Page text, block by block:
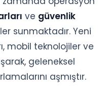
ve güvenlik
sunmaktadır. Yeni
mobil teknolojiler ve
geleneksel
aşmıştır.